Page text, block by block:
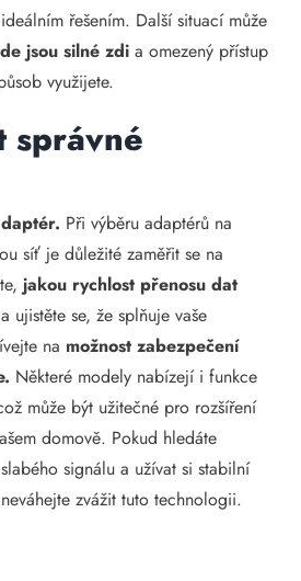
řešením. Další situací může
jsou silné zdi a omezený přístup
využijete.
správné
Při výběru adaptérů na
síť je důležité zaměřit se na
jakou rychlost přenosu dat
ujistěte se, že splňuje vaše
na možnost zabezpečení
Některé modely nabízejí i funkce
může být užitečné pro rozšíření
domově. Pokud hledáte
signálu a užívat si stabilní
zvážit tuto technologii.